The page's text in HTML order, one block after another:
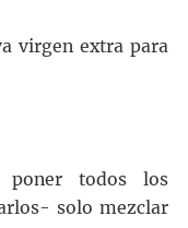
virgen extra para
poner todos los
solo mezclar